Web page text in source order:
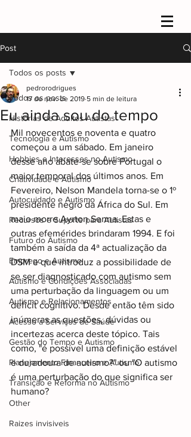
Post
Todos os posts
Histórias de Adultos Autistas
Tecnologia e Autismo
Hobbies e Interesses no Autismo
Criatividade e Autismo
Autocuidado e Autismo
Recursos e Suporte para Autistas
Futuro do Autismo
Emprego e Autismo
Autismo e Condições Associadas
Autismo e Relacionamentos
Acesso a Serviços de Saúde
Gestão do Tempo e Autismo
Planejamento Financeiro e Autismo
Transição e Reforma no Autismo
Other
Raizes invisiveis
Todos os posts
Eu ainda sou do tempo
pedrorodrigues
17 de nov. de 2019 5 min de leitura
Mil novecentos e noventa e quatro
começou a um sábado. Em janeiro
desse ano abate-se sobre Portugal o
maior temporal dos últimos anos. Em
Fevereiro, Nelson Mandela torna-se o 1º
presidente negro da África do Sul. Em
maio morre Ayrton Senna. Estas e
outras efemérides brindaram 1994. E foi
também a saída da 4ª actualização da
DSM e que introduz a possibilidade de
se ser diagnosticado com autismo sem
uma perturbação da linguagem ou um
deficit cognitivo. Desde então têm sido
inúmeras as questões, dúvidas ou
incertezas acerca deste tópico. Tais
como, "é possível uma definição estável
e duradoura de autismo?" ou "O autismo
é uma perturbação do que significa ser
humano?